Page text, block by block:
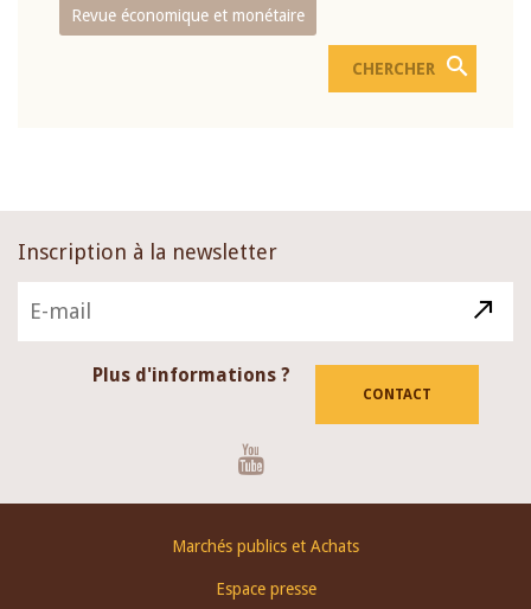
Revue économique et monétaire
Inscription à la newsletter
Plus d'informations ?
CONTACT
Marchés publics et Achats
Espace presse